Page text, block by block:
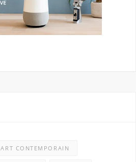
ART CONTEMPORAIN